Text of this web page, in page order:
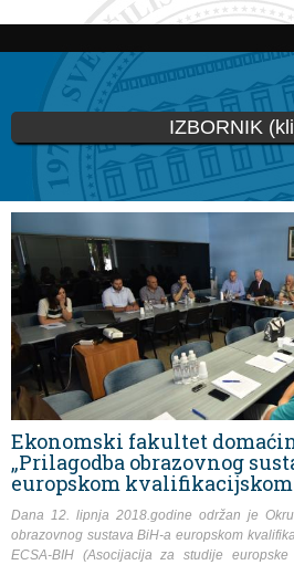
Skip to
content
IZBORNIK
You are here
Ekonomski fakultet
„Prilagodba obrazovnog
europskom
Dana 12. lipnja 2018.godine održan je
obrazovnog sustava BiH-a europskom
ECSA-BIH (Asocijacija za studije